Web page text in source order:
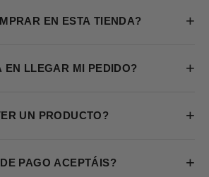
EN ESTA TIENDA? +
EN LLEGAR MI PEDIDO? +
UN PRODUCTO? +
PAGO ACEPTÁIS? +